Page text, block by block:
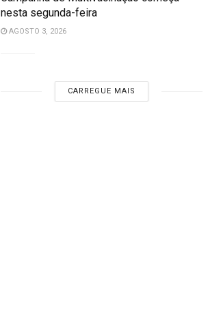
nesta segunda-feira
AGOSTO 3, 2026
CARREGUE MAIS